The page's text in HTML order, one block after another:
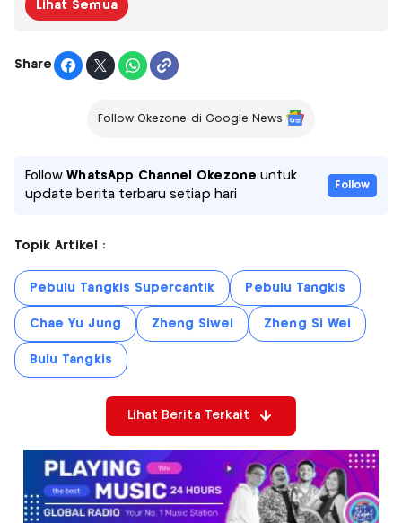
Lihat Semua
Share
Follow Okezone di Google News
FollowWhatsApp Channel Okezone untuk
update berita terbaru setiap hari
Follow
Topik Artikel :
Pebulu Tangkis Supercantik Pebulu Tangkis
Chae Yu Jung Zheng Siwei Zheng Si Wei
Bulu Tangkis
Lihat Berita Terkait